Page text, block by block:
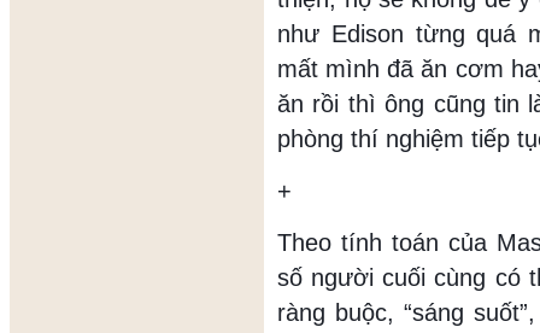
như Edison từng quá
mất mình đã ăn cơm
ăn rồi thì ông cũng tin
phòng thí nghiệm tiếp
+
Theo tính toán của
số người cuối cùng có
ràng buộc, “sáng